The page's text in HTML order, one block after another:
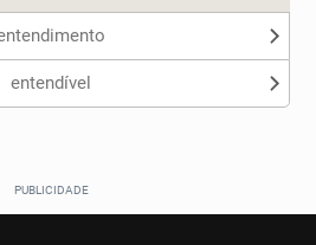
entendível